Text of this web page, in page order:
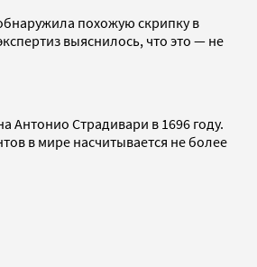
похожую скрипку в
выяснилось, что это — не
Антонио Страдивари в 1696 году.
в мире насчитывается не более